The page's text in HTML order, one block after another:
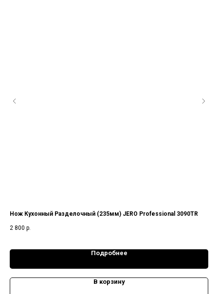
Нож Кухонный Разделочный (235мм) JERO Professional 3090TR
2 800 р.
Подробнее
В корзину